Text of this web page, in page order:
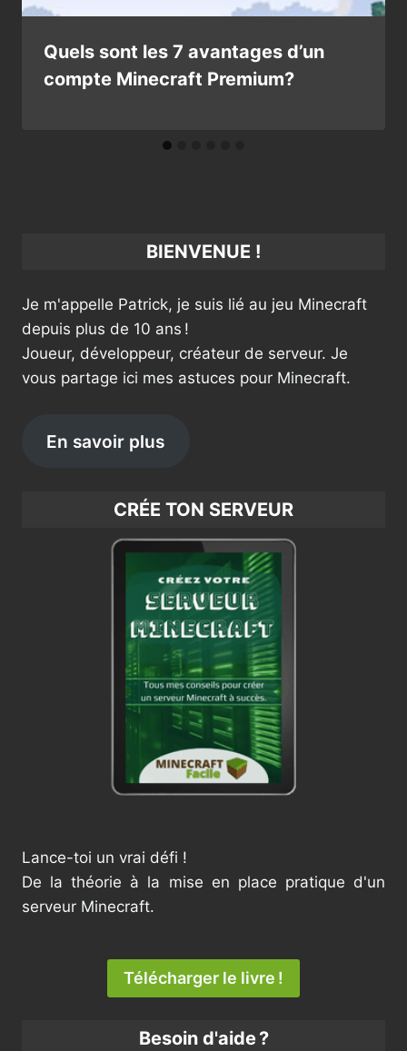
Quels sont les 7 avantages d’un
compte Minecraft Premium?
BIENVENUE !
Je m'appelle Patrick, je suis lié au jeu Minecraft
depuis plus de 10 ans !
Joueur, développeur, créateur de serveur. Je
vous partage ici mes astuces pour Minecraft.
En savoir plus
CRÉE TON SERVEUR
Lance-toi un vrai défi !
De la théorie à la mise en place pratique d'un
serveur Minecraft.
Télécharger le livre !
Besoin d'aide ?